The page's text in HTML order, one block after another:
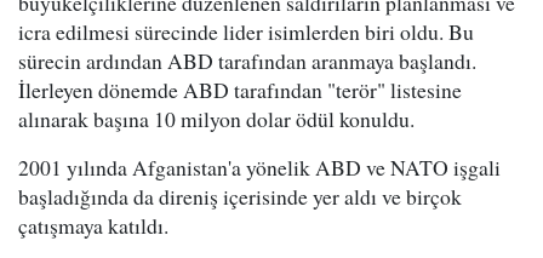
icra edilmesi sürecinde lider isimlerden biri oldu. Bu
sürecin ardından ABD tarafından aranmaya başlandı.
İlerleyen dönemde ABD tarafından "terör" listesine
alınarak başına 10 milyon dolar ödül konuldu.
2001 yılında Afganistan'a yönelik ABD ve NATO işgali
başladığında da direniş içerisinde yer aldı ve birçok
çatışmaya katıldı.